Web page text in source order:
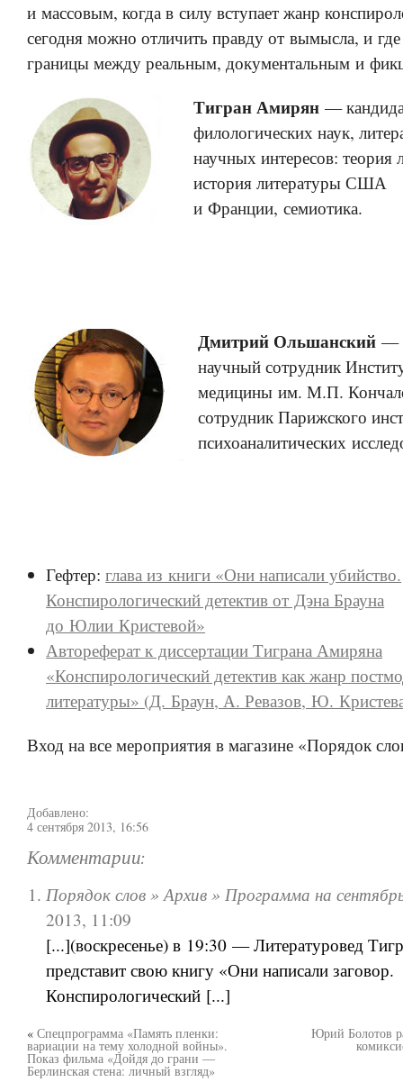
и массовым, когда в силу вступает жанр
сегодня можно отличить правду от вымысла, и
границы между реальным, документальным и
Тигран Амирян —
филологических наук,
научных интересов: теория
история литературы США
и Франции, семиотика.
Дмитрий Ольшанский —
научный сотрудник
медицины им. М.П.
сотрудник Парижского
психоаналитических
Гефтер:глава из книги «Они написали убийство.
Конспирологический детектив от Дэна Брауна
до Юлии Кристевой»
Автореферат к диссертации Тиграна Амиряна
«Конспирологический детектив как жанр
литературы» (Д. Браун, А. Ревазов, Ю.
Вход на все мероприятия в магазине «Порядок
Добавлено:
4 сентября 2013, 16:56
Комментарии:
Порядок слов » Архив » Программа на
2013, 11:09
[...](воскресенье) в 19:30 — Литературовед
представит свою книгу «Они написали заговор.
Конспирологический [...]
« Спецпрограмма «Память пленки:
вариации на тему холодной войны».
Показ фильма «Дойдя до грани —
Берлинская стена: личный взгляд»
Юрий Болотов